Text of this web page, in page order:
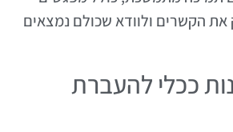
את הקשרים ולוודא שכולם נמצאים
ככלי להעברת